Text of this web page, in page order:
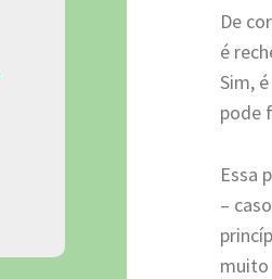
De
é
Sim,
pode
Essa
–
muito